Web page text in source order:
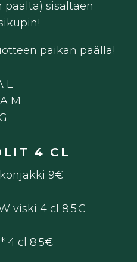
päältä) sisältäen
paikan päällä!
L
M
4 CL
konjakki 9€
viski 4 cl 8,5€
4 cl 8,5€